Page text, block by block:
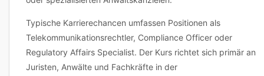
Typische Karrierechancen umfassen Positionen als
Telekommunikationsrechtler, Compliance Officer oder
Regulatory Affairs Specialist. Der Kurs richtet sich primär an
Juristen, Anwälte und Fachkräfte in der